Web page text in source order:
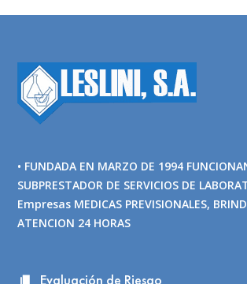
• FUNDADA EN MARZO DE 1994
SUBPRESTADOR DE SERVICIOS DE
Empresas MEDICAS PREVISIONALES,
ATENCION 24 HORAS
Evaluación de Riesgo